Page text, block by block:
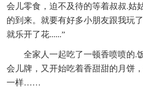
会儿零食，迫不及待的等着叔叔.姑
的到来。就要有好多小朋友跟我玩
就乐开了花......”
全家人一起吃了一顿香喷喷的.
会儿牌，又开始吃着香甜甜的月饼
一样……